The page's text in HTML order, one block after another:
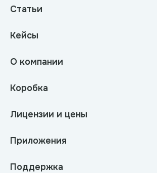
Статьи
Кейсы
О компании
Коробка
Лицензии и цены
Приложения
Поддержка